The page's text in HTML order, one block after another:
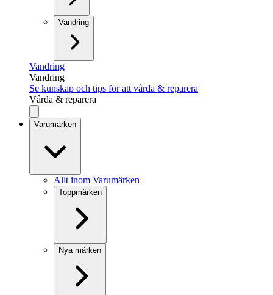
Vandring
Vandring
Vandring
Se kunskap och tips för att vårda & reparera
Vårda & reparera
Varumärken
Allt inom Varumärken
Toppmärken
Nya märken